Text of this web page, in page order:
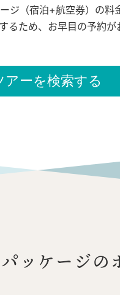
ジ（宿泊+航空券）の料
るため、お早目の予約が
ーを検索する
ッケージの